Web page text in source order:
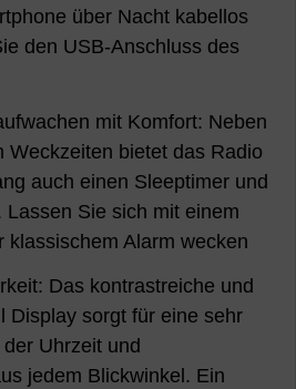
über Nacht kabellos
den USB-Anschluss des
mit Komfort: Neben
Weckzeiten bietet das Radio
auch einen Sleeptimer und
Lassen Sie sich mit einem
klassischem Alarm wecken
Das kontrastreiche und
Display sorgt für eine sehr
Uhrzeit und
jedem Blickwinkel. Ein